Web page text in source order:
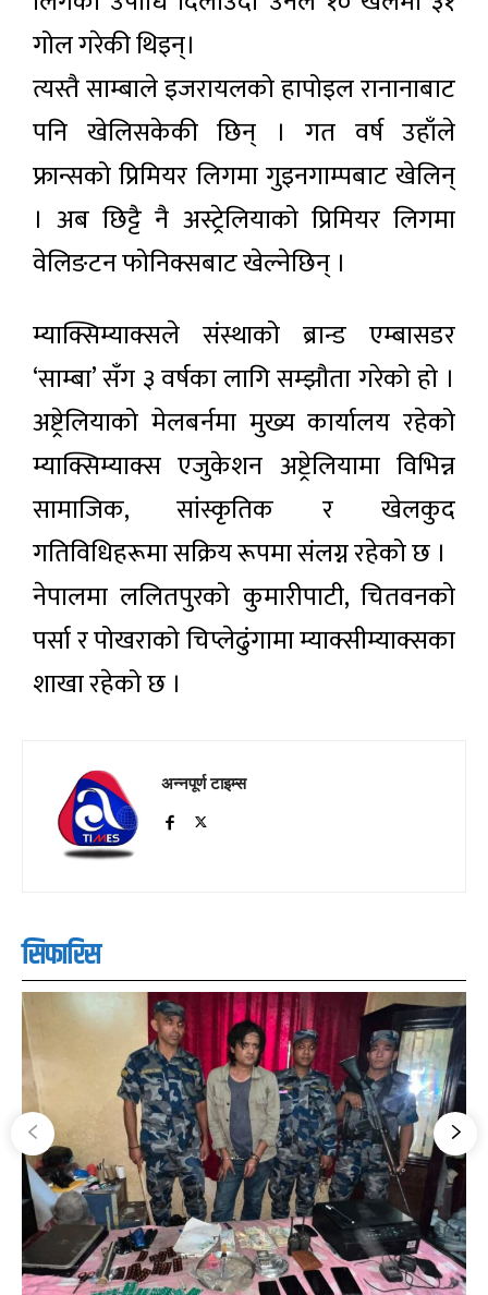
गोल गरेकी थिइन्।
त्यस्तै साम्बाले इजरायलको हापोइल रानानाबाट
पनि खेलिसकेकी छिन् । गत वर्ष उहाँले
फ्रान्सको प्रिमियर लिगमा गुइनगाम्पबाट खेलिन्
। अब छिट्टै नै अस्ट्रेलियाको प्रिमियर लिगमा
वेलिङटन फोनिक्सबाट खेल्नेछिन् ।
म्याक्सिम्याक्सले संस्थाको ब्रान्ड एम्बासडर
‘साम्बा’ सँग ३ वर्षका लागि सम्झौता गरेको हो ।
अष्ट्रेलियाको मेलबर्नमा मुख्य कार्यालय रहेको
म्याक्सिम्याक्स एजुकेशन अष्ट्रेलियामा विभिन्न
सामाजिक, सांस्कृतिक र खेलकुद
गतिविधिहरूमा सक्रिय रूपमा संलग्न रहेको छ ।
नेपालमा ललितपुरको कुमारीपाटी, चितवनको
पर्सा र पोखराको चिप्लेढुंगामा म्याक्सीम्याक्सका
शाखा रहेको छ ।
अन्नपूर्ण टाइम्स
सिफारिस